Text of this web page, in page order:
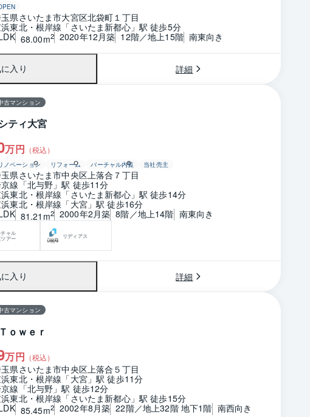
県さいたま市大宮区北袋町１丁目
東北・根岸線「さいたま新都心」駅 徒歩5分
68.00m2 2020年12月築 12階／地上15階 南東向き
に入り 詳細
古マンション
ティ大宮
万円 （税込）
ノベーション リフォーム バーチャル内覧 当社売主
県さいたま市中央区上落合７丁目
線「北与野」駅 徒歩11分
東北・根岸線「さいたま新都心」駅 徒歩14分
東北・根岸線「大宮」駅 徒歩16分
81.21m2 2000年2月築 8階／地上14階 南東向き
ャル
アー
リディアス
に入り 詳細
古マンション
ｏｗｅｒ
万円 （税込）
県さいたま市中央区上落合５丁目
東北・根岸線「大宮」駅 徒歩11分
線「北与野」駅 徒歩12分
東北・根岸線「さいたま新都心」駅 徒歩15分
85.45m2 2002年8月築 22階／地上32階 地下1階 南西向き